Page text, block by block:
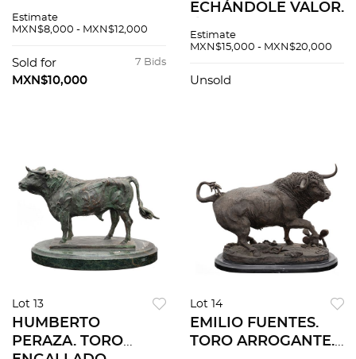
en bronce patinado
Firmada, fechada y
seriada:"Fuentes,
Estimate
MXN$8,000 - MXN$12,000
7 Bids
Sold for
MXN$10,000
ECHÁNDOLE VALOR.
Detalles de
45.5 cm
Estimate
MXN$15,000 - MXN$20,000
Unsold
Lot 13
HUMBERTO
PERAZA. TORO
Lot 14
EMILIO FUENTES.
TORO ARROGANTE.